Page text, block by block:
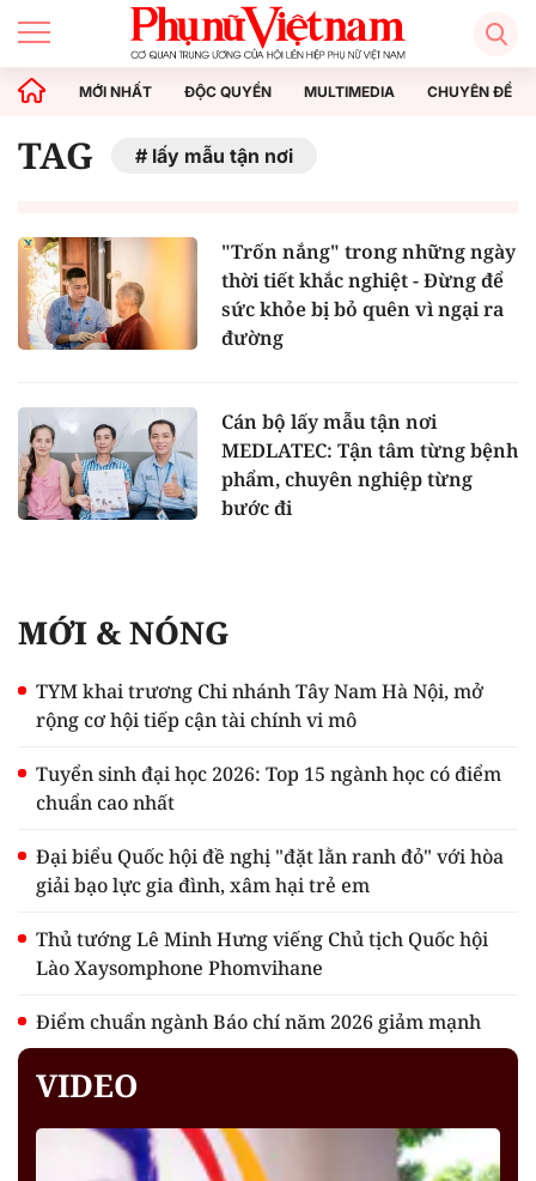
MỚI NHẤT ĐỘC QUYỀN MULTIMEDIA CHUYÊN ĐỀ
TAG lấy mẫu tận nơi
"Trốn nắng" trong những ngày
thời tiết khắc nghiệt - Đừng để
sức khỏe bị bỏ quên vì ngại ra
đường
Cán bộ lấy mẫu tận nơi
MEDLATEC: Tận tâm từng bệnh
phẩm, chuyên nghiệp từng
bước đi
MỚI & NÓNG
TYM khai trương Chi nhánh Tây Nam Hà Nội, mở
rộng cơ hội tiếp cận tài chính vi mô
Tuyển sinh đại học 2026: Top 15 ngành học có điểm
chuẩn cao nhất
Đại biểu Quốc hội đề nghị "đặt lằn ranh đỏ" với hòa
giải bạo lực gia đình, xâm hại trẻ em
Thủ tướng Lê Minh Hưng viếng Chủ tịch Quốc hội
Lào Xaysomphone Phomvihane
Điểm chuẩn ngành Báo chí năm 2026 giảm mạnh
VIDEO